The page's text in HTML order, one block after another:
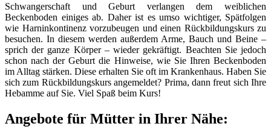
Schwangerschaft und Geburt verlangen dem weiblichen
Beckenboden einiges ab. Daher ist es umso wichtiger, Spätfolgen
wie Harninkontinenz vorzubeugen und einen Rückbildungskurs zu
besuchen. In diesem werden außerdem Arme, Bauch und Beine –
sprich der ganze Körper – wieder gekräftigt. Beachten Sie jedoch
schon nach der Geburt die Hinweise, wie Sie Ihren Beckenboden
im Alltag stärken. Diese erhalten Sie oft im Krankenhaus. Haben Sie
sich zum Rückbildungskurs angemeldet? Prima, dann freut sich Ihre
Hebamme auf Sie. Viel Spaß beim Kurs!
Angebote für Mütter in Ihrer Nähe: